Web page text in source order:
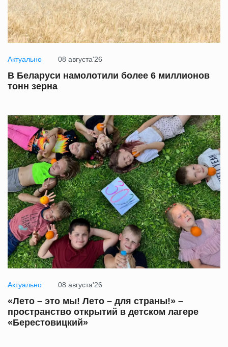
Актуально 08 августа'26
В Беларуси намолотили более 6 миллионов
тонн зерна
Актуально 08 августа'26
«Лето – это мы! Лето – для страны!» –
пространство открытий в детском лагере
«Берестовицкий»